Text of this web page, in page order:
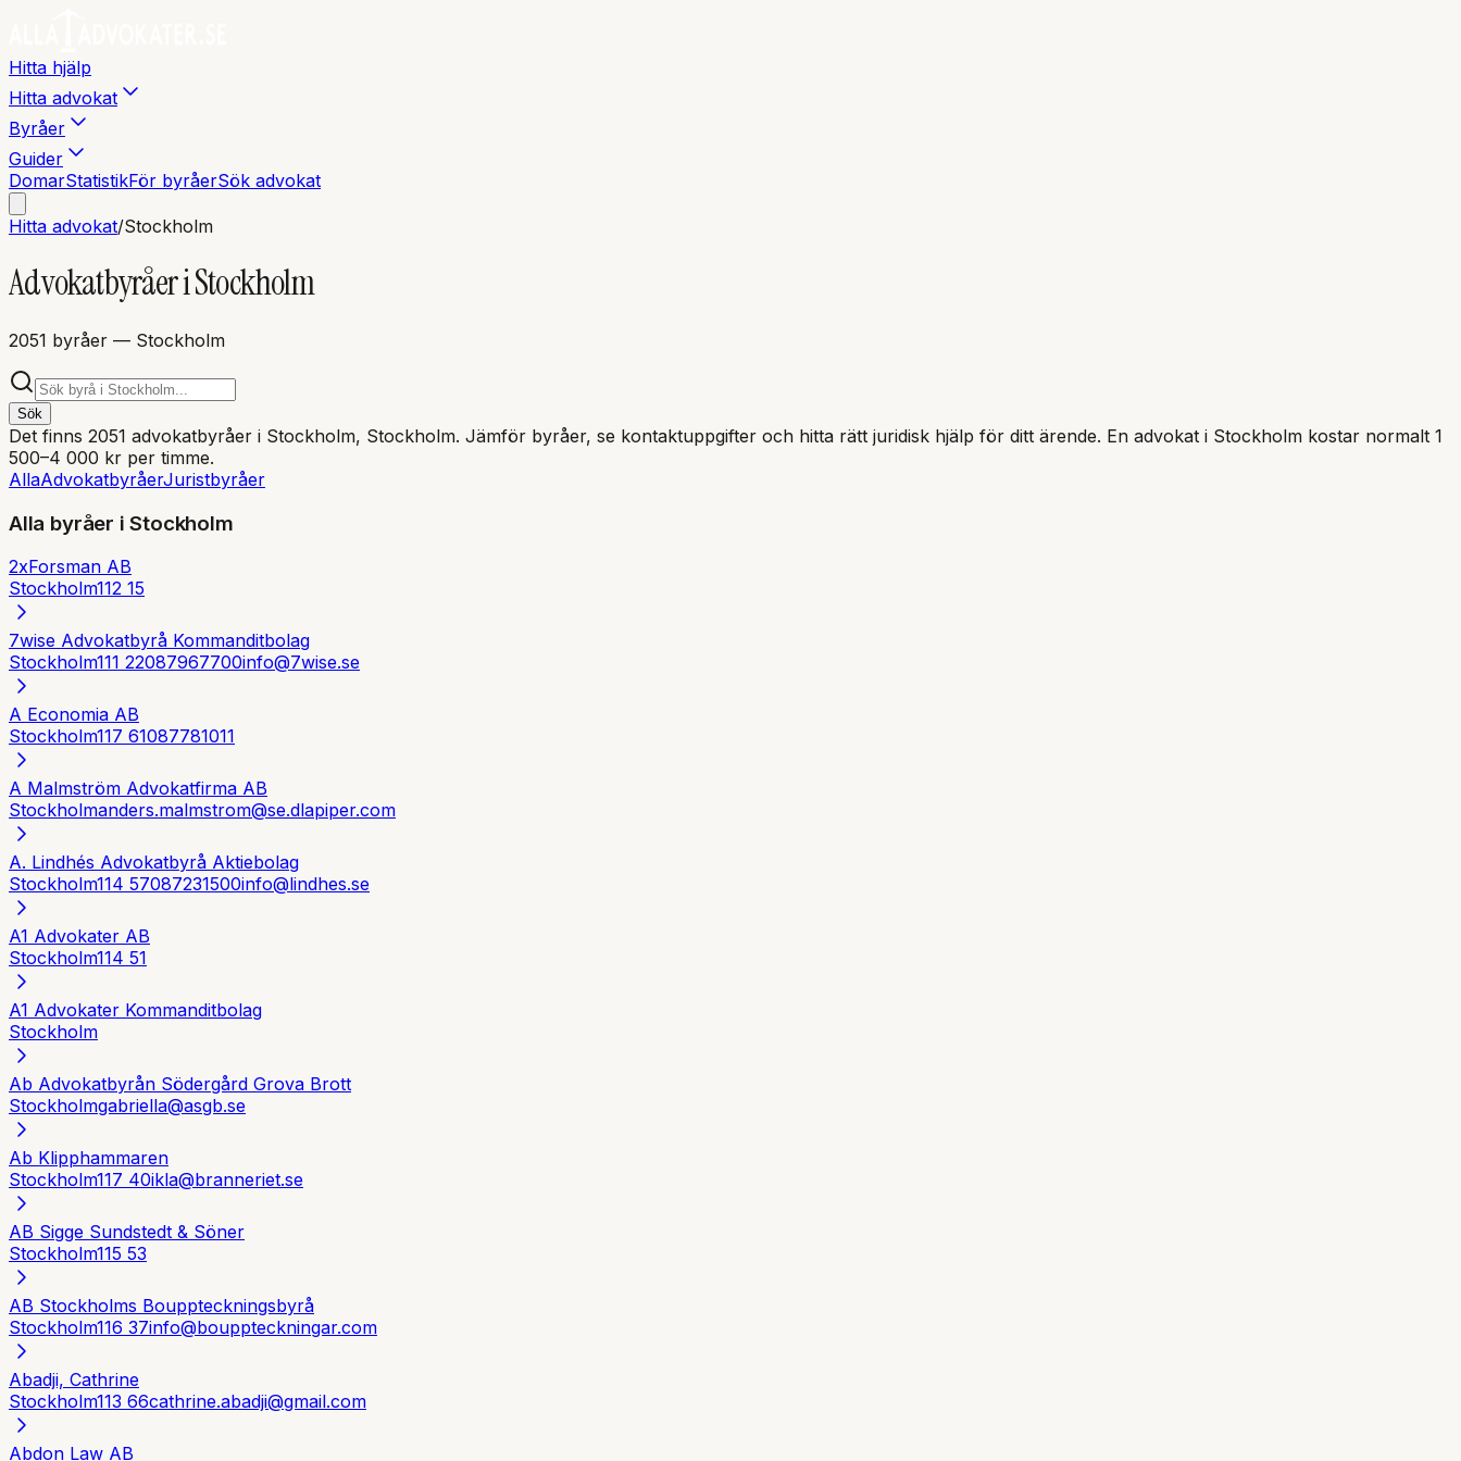
Hitta hjälp
Hitta advokat
Byråer
Guider
DomarStatistikFör byråerSök advokat
Hitta advokat/Stockholm
Advokatbyråer iStockholm
2051 byråer — Stockholm
Sök
Det finns 2051 advokatbyråer i Stockholm, Stockholm. Jämför byråer, se kontaktuppgifter och hitta rätt juridisk hjälp för ditt ärende. En advokat i Stockholm kostar normalt 1
500–4 000 kr per timme.
AllaAdvokatbyråerJuristbyråer
Alla byråer iStockholm
2xForsman AB
Stockholm112 15
7wise Advokatbyrå Kommanditbolag
Stockholm111 22087967700info@7wise.se
A Economia AB
Stockholm117 61087781011
A Malmström Advokatfirma AB
Stockholmanders.malmstrom@se.dlapiper.com
A. Lindhés Advokatbyrå Aktiebolag
Stockholm114 57087231500info@lindhes.se
A1 Advokater AB
Stockholm114 51
A1 Advokater Kommanditbolag
Stockholm
Ab Advokatbyrån Södergård Grova Brott
Stockholmgabriella@asgb.se
Ab Klipphammaren
Stockholm117 40ikla@branneriet.se
AB Sigge Sundstedt & Söner
Stockholm115 53
AB Stockholms Bouppteckningsbyrå
Stockholm116 37info@bouppteckningar.com
Abadji, Cathrine
Stockholm113 66cathrine.abadji@gmail.com
Abdon Law AB